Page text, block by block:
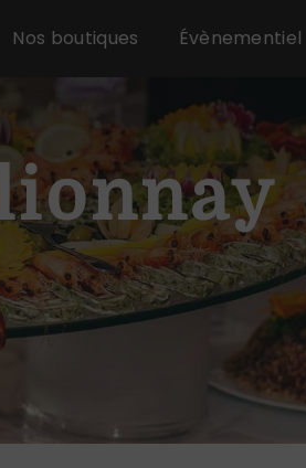
Nos boutiques Évènementiel